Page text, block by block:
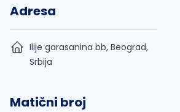
Adresa
Ilije garasanina bb, Beograd,
Srbija
Matični broj